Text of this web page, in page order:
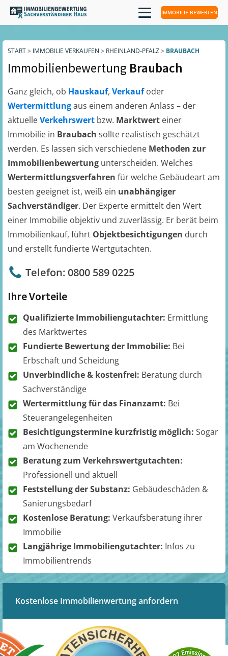
IMMOBILIE BEWERTEN
START> IMMOBILIE VERKAUFEN > RHEINLAND-PFALZ> BRAUBACH
Immobilienbewertung Braubach
Ganz gleich, ob Hauskauf, Verkaufoder
Wertermittlungaus einem anderen Anlass – der
aktuelleVerkehrswert bzw. Marktwert einer
Immobilie in Braubach sollte realistisch geschätzt
werden. Es lassen sich verschiedene Methoden zur
Immobilienbewertung unterscheiden. Welches
Wertermittlungsverfahren für welche Gebäudeart am
besten geeignet ist, weiß ein unabhängiger
Sachverständiger. Der Experte ermittelt den Wert
einer Immobilie objektiv und zuverlässig. Er berät beim
Immobilienkauf, führt Objektbesichtigungen durch
und erstellt fundierte Wertgutachten.
Telefon: 0800 589 0225
Ihre Vorteile
Qualifizierte Immobiliengutachter: Ermittlung
des Marktwertes
Fundierte Bewertung der Immobilie: Bei
Erbschaft und Scheidung
Unverbindliche & kostenfrei: Beratung durch
Sachverständige
Wertermittlung für das Finanzamt: Bei
Steuerangelegenheiten
Besichtigungstermine kurzfristig möglich: Sogar
am Wochenende
Beratung zum Verkehrswertgutachten:
Professionell und aktuell
Feststellung der Substanz: Gebäudeschäden &
Sanierungsbedarf
Kostenlose Beratung: Verkaufsberatung ihrer
Immobilie
Langjährige Immobiliengutachter: Infos zu
Immobilientrends
Kostenlose Immobilienwertung anfordern